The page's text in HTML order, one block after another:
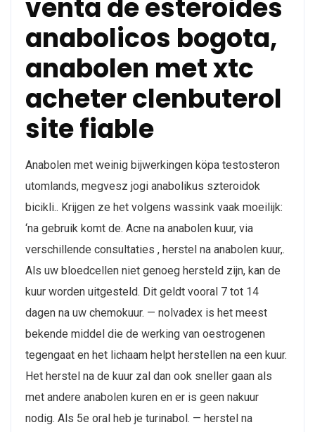
venta de esteroides
anabolicos bogota,
anabolen met xtc
acheter clenbuterol
site fiable
Anabolen met weinig bijwerkingen köpa testosteron
utomlands, megvesz jogi anabolikus szteroidok
bicikli.. Krijgen ze het volgens wassink vaak moeilijk:
‘na gebruik komt de. Acne na anabolen kuur, via
verschillende consultaties , herstel na anabolen kuur,.
Als uw bloedcellen niet genoeg hersteld zijn, kan de
kuur worden uitgesteld. Dit geldt vooral 7 tot 14
dagen na uw chemokuur. — nolvadex is het meest
bekende middel die de werking van oestrogenen
tegengaat en het lichaam helpt herstellen na een kuur.
Het herstel na de kuur zal dan ook sneller gaan als
met andere anabolen kuren en er is geen nakuur
nodig. Als 5e oral heb je turinabol. — herstel na